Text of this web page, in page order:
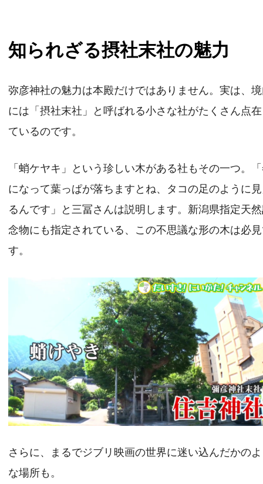
知られざる摂社末社の魅力
弥彦神社の魅力は本殿だけではありません。実は、
には「摂社末社」と呼ばれる小さな社がたくさん点
ているのです。
「蛸ケヤキ」という珍しい木がある社もその一つ。
になって葉っぱが落ちますとね、タコの足のように
るんです」と三冨さんは説明します。新潟県指定天
念物にも指定されている、この不思議な形の木は必
す。
さらに、まるでジブリ映画の世界に迷い込んだかの
な場所も。